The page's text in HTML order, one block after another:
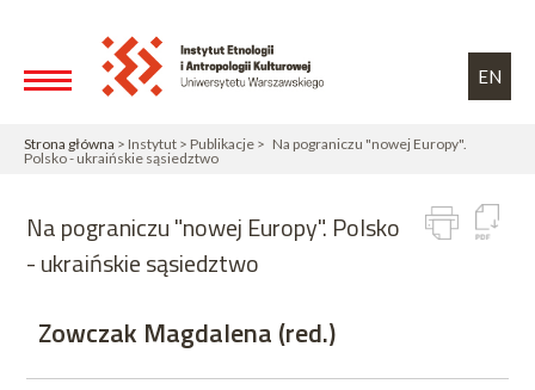
EN
Strona główna > Instytut > Publikacje > Na pograniczu "nowej Europy".
Polsko - ukraińskie sąsiedztwo
Na pograniczu "nowej Europy". Polsko
- ukraińskie sąsiedztwo
Zowczak Magdalena (red.)